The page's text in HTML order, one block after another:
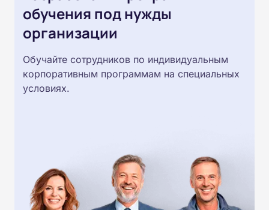
обучения под нужды
организации
Обучайте сотрудников по индивидуальным
корпоративным программам на специальных
условиях.